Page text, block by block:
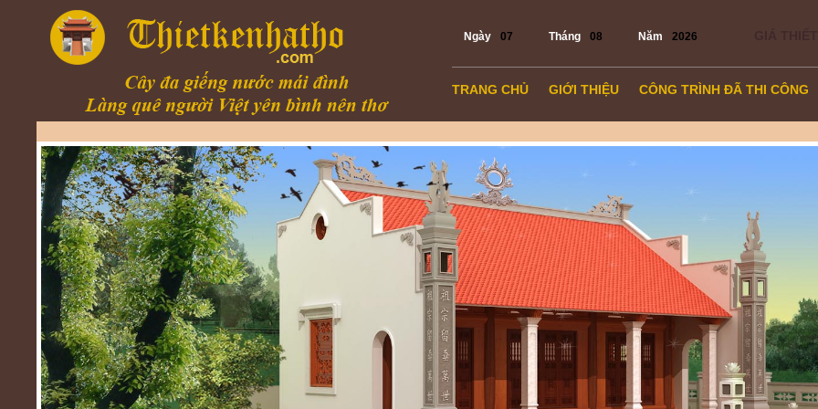
Ngày 07 Tháng 08 Năm 2026
TRANG CHỦ GIỚI THIỆU CÔNG TRÌNH ĐÃ THI CÔNG